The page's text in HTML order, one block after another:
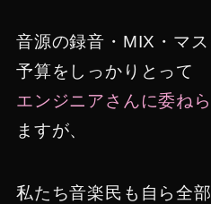
音源の録音・MIX・マ
予算をしっかりとって
エンジニアさんに委ね
ますが、
私たち音楽民も自ら全